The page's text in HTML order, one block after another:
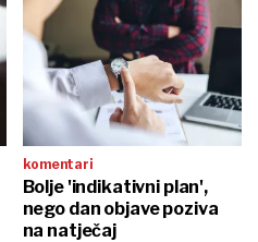
komentari
Bolje 'indikativni plan',
nego dan objave poziva
na natječaj